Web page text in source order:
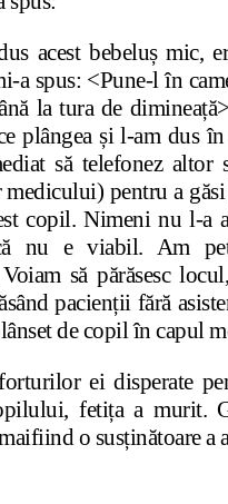
acest bebeluș mic,
a spus: <Pune-l în
la tura de
plângea și l-am dus
să telefonez altor
pentru a găsi
copil. Nimeni nu l-a
nu e viabil. Am
să părăsesc
pacienții fără
de copil în capul
ei disperate
fetița a murit.
o susținătoare a